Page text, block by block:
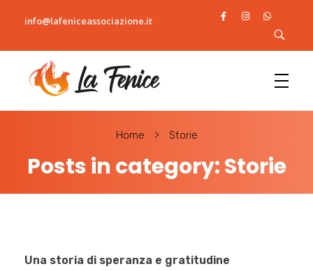
info@lafeniceassociazione.it
L
a fenice
Home Storie
Posts in category: Storie
Una storia di speranza e gratitudine